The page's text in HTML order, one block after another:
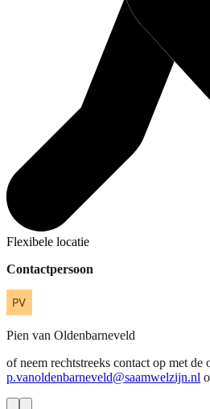
Flexibele locatie
Contactpersoon
Pien van Oldenbarneveld
of neem rechtstreeks contact op met de
p.vanoldenbarneveld@saamwelzijn.nl